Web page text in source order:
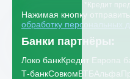
*Кредит
Нажимая кнопку
обработку персональных
Банки партнёры:
Локо банкКредит Европа
Т-банкСовкомВТБАльфа